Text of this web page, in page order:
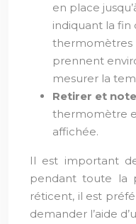
en place
indiquant la fin
thermomètres
prennent
mesurer la
Retirer et
thermomètre
affichée.
Il est important
pendant toute la
réticent, il est
demander l’aide